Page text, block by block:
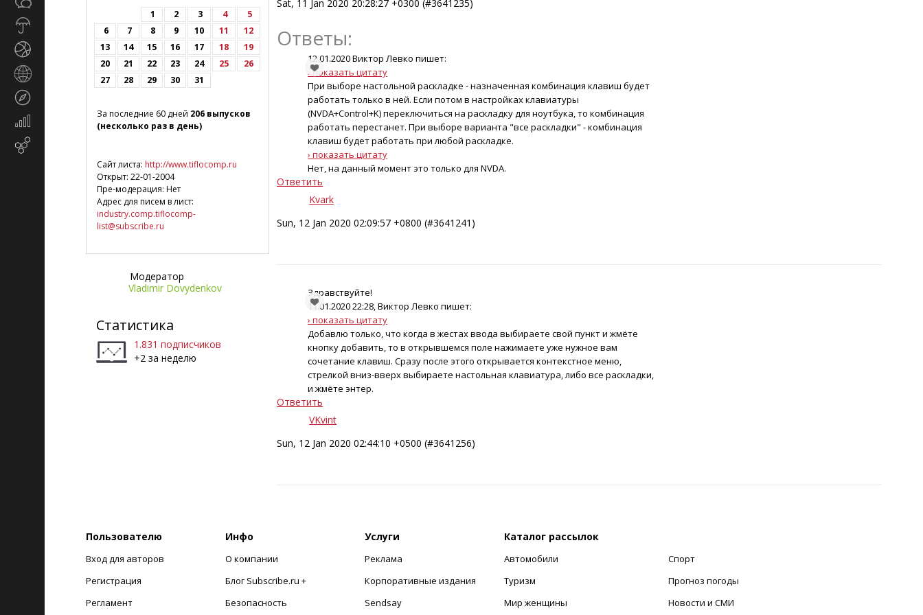
Экономика
маркетинг
1 2 3 4
5
6
7 8 9 10 11
12
13
14 15 16 17 18
19
20
21 22 23 24 25
26
27
28 29 30 31
За последние 60 дней 206 выпусков
(несколько раз в день)
Сайт листа: http://www.tiflocomp.ru
Открыт: 22-01-2004
Пре-модерация: Нет
Адрес для писем в лист:
industry.comp.tiflocomp-
list@subscribe.ru
Модератор
Vladimir Dovydenkov
Статистика
1.831 подписчиков
+2 за неделю
Sat, 11 Jan 2020 20:28:27 +0300 (#3641235)
Ответы:
12.01.2020 Виктор Левко пишет:
› показать цитату
При выборе настольной раскладке - назначенная комбинация клавиш будет
работать только в ней. Если потом в настройках клавиатуры
(NVDA+Control+K) переключиться на раскладку для ноутбука, то комбинация
работать перестанет. При выборе варианта "все раскладки" - комбинация
клавиш будет работать при любой раскладке.
› показать цитату
Нет, на данный момент это только для NVDA.
Ответить
Kvark
Sun, 12 Jan 2020 02:09:57 +0800 (#3641241)
Здравствуйте!
11.01.2020 22:28, Виктор Левко пишет:
› показать цитату
Добавлю только, что когда в жестах ввода выбираете свой пункт и жмёте
кнопку добавить, то в открывшемся поле нажимаете уже нужное вам
сочетание клавиш. Сразу после этого открывается контекстное меню,
стрелкой вниз-вверх выбираете настольная клавиатура, либо все раскладки,
и жмёте энтер.
Ответить
VKvint
Sun, 12 Jan 2020 02:44:10 +0500 (#3641256)
Пользователю
Вход для авторов
Регистрация
Регламент
Инфо
О компании
Блог Subscribe.ru +
Безопасность
Услуги
Реклама
Корпоративные издания
Sendsay
Каталог рассылок
Автомобили
Туризм
Мир женщины
Спорт
Прогноз погоды
Новости и СМИ